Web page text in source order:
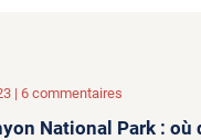
| 6 commentaires
National Park :